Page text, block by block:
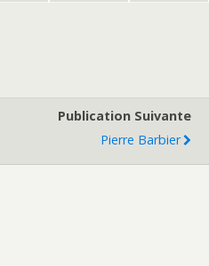
Publication Suivante
Pierre Barbier